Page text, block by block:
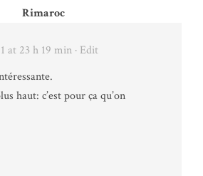
Rimaroc
at 23 h 19 min · Edit
haut: c’est pour ça qu’on